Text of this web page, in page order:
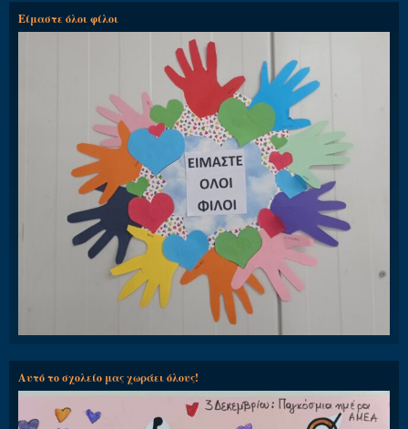
Είμαστε όλοι φίλοι
Αυτό το σχολείο μας χωράει όλους!